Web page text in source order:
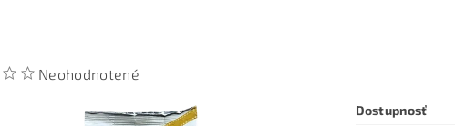
Neohodnotené
Dostupnosť